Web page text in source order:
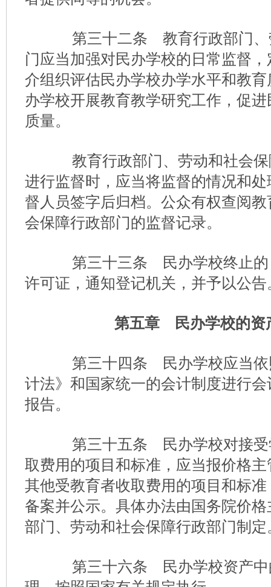
第三十二条 教育行政部门、
门应当加强对民办学校的日常监督
介组织评估民办学校办学水平和教
办学校开展教育教学研究工作，促
质量。
教育行政部门、劳动和社会保
进行监督时，应当将监督的情况和
督人员签字后归档。公众有权查阅
会保障行政部门的监督记录。
第三十三条 民办学校终止的
许可证，通知登记机关，并予以公告
第五章 民办学校的资
第三十四条 民办学校应当依
计法》和国家统一的会计制度进行
报告。
第三十五条 民办学校对接受
取费用的项目和标准，应当报价格
其他受教育者收取费用的项目和标
备案并公示。具体办法由国务院价
部门、劳动和社会保障行政部门制定
第三十六条 民办学校资产中